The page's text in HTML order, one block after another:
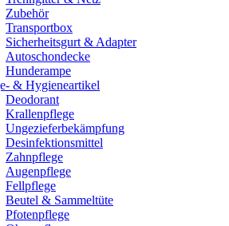
Zubehör
Transportbox
Sicherheitsgurt & Adapter
Autoschondecke
Hunderampe
& Hygieneartikel
Deodorant
Krallenpflege
Ungezieferbekämpfung
Desinfektionsmittel
Zahnpflege
Augenpflege
Fellpflege
Beutel & Sammeltüte
Pfotenpflege